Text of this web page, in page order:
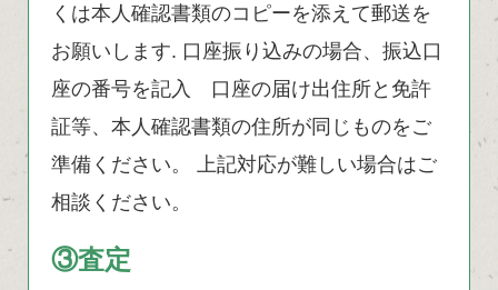
くは本人確認書類のコピーを添えて郵送を
お願いします. 口座振り込みの場合、振込口
座の番号を記入 口座の届け出住所と免許
証等、本人確認書類の住所が同じものをご
準備ください。 上記対応が難しい場合はご
相談ください。
③査定